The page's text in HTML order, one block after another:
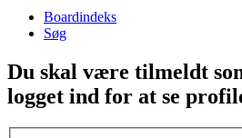
Boardindeks
Søg
Du skal være tilmeldt
logget ind for at se